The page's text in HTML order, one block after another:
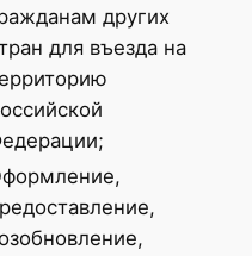
других
для въезда на